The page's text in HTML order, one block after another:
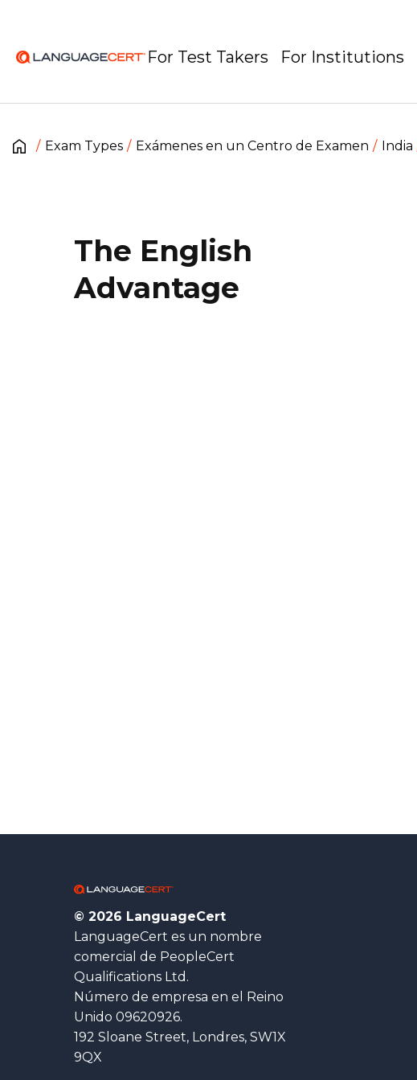
For Test Takers For Institutions
Exam Types Exámenes en un Centro de Examen India
The English
Advantage
© 2026 LanguageCert
LanguageCert es un nombre
comercial de PeopleCert
Qualifications Ltd.
Número de empresa en el Reino
Unido 09620926.
192 Sloane Street, Londres, SW1X
9QX